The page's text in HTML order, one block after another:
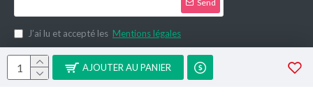
AJOUTER AU PANIER
Send
J’ai lu et accepté les Mentions légales
Copyright © 2014, Parashop.tn, All Rights Reserved.